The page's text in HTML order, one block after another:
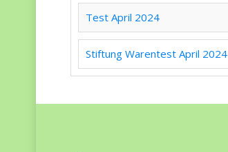
Test April 2024
Stiftung Warentest April 2024